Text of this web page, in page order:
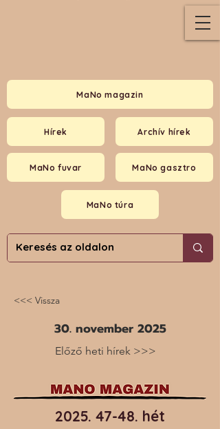
Hírek
MaNo magazin
MaNo fuvar MaNo gasztro
MaNo túra
Archív hírek
<<< Vissza
30. november 2025
Előző heti hírek >>>
2025. 47-48. hét